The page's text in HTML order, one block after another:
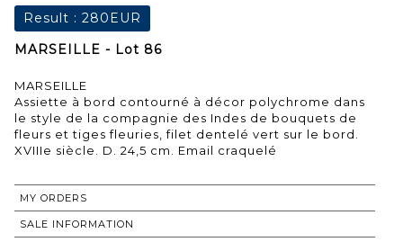
Result : 280EUR
MARSEILLE - Lot 86
MARSEILLE
Assiette à bord contourné à décor polychrome dans
le style de la compagnie des Indes de bouquets de
fleurs et tiges fleuries, filet dentelé vert sur le bord.
XVIIIe siècle. D. 24,5 cm. Email craquelé
MY ORDERS
SALE INFORMATION